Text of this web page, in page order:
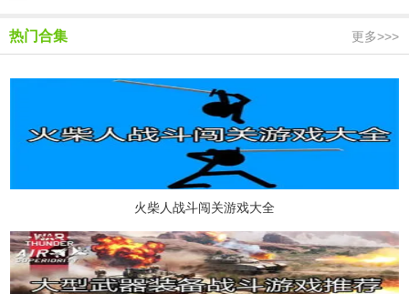
热门合集 更多>>>
火柴人战斗闯关游戏大全